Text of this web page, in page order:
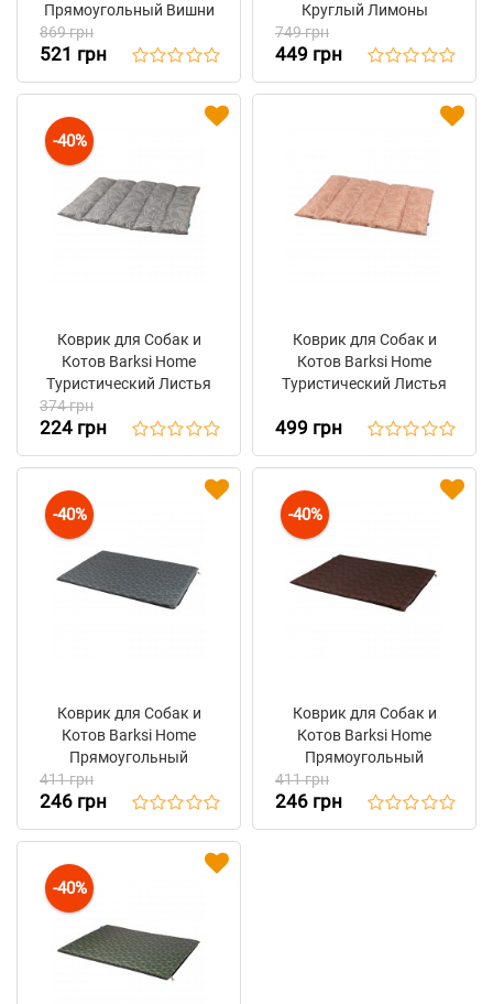
Прямоугольный Вишни
869 грн
521 грн
Круглый Лимоны
749 грн
449 грн
-40%
Коврик для Собак и
Котов Barksi Home
Туристический Листья
374 грн
224 грн
Коврик для Собак и
Котов Barksi Home
Туристический Листья
499 грн
-40%
Коврик для Собак и
Котов Barksi Home
Прямоугольный
Геометрия Серый
411 грн
246 грн
-40%
Коврик для Собак и
Котов Barksi Home
Прямоугольный
Геометрия Коричневый
411 грн
246 грн
-40%